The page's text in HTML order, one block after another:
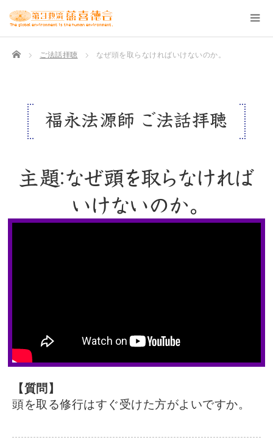
TOP ご法話拝聴 なぜ頭を取らなければいけないのか。
福永法源師 ご法話拝聴
主題：なぜ頭を取らなければ
いけないのか。
【質問】
頭を取る修行はすぐ受けた方がよいですか。